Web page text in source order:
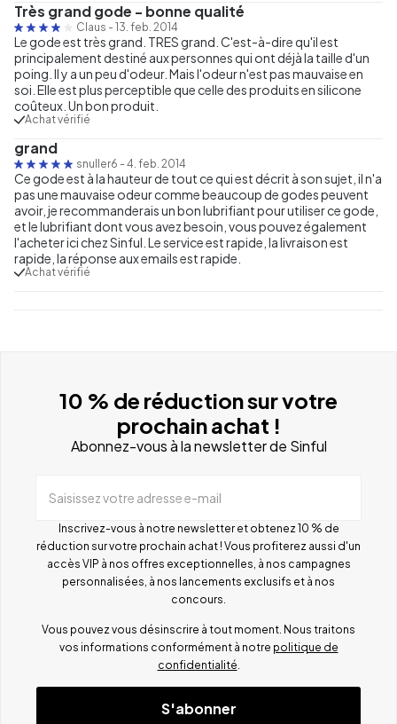
Très grand gode - bonne qualité
Claus - 13. feb. 2014
Le gode est très grand. TRES grand. C'est-à-dire qu'il est
principalement destiné aux personnes qui ont déjà la taille d'un
poing. Il y a un peu d'odeur. Mais l'odeur n'est pas mauvaise en
soi. Elle est plus perceptible que celle des produits en silicone
coûteux. Un bon produit.
Achat vérifié
grand
snuller6 - 4. feb. 2014
Ce gode est à la hauteur de tout ce qui est décrit à son sujet, il n'a
pas une mauvaise odeur comme beaucoup de godes peuvent
avoir, je recommanderais un bon lubrifiant pour utiliser ce gode,
et le lubrifiant dont vous avez besoin, vous pouvez également
l'acheter ici chez Sinful. Le service est rapide, la livraison est
rapide, la réponse aux emails est rapide.
Achat vérifié
10 % de réduction sur votre
prochain achat !
Abonnez-vous à la newsletter de Sinful
Saisissez votre adresse e-mail
Inscrivez-vous à notre newsletter et obtenez 10 % de
réduction sur votre prochain achat ! Vous profiterez aussi d'un
accès VIP à nos offres exceptionnelles, à nos campagnes
personnalisées, à nos lancements exclusifs et à nos
concours.
Vous pouvez vous désinscrire à tout moment. Nous traitons
vos informations conformément à notre politique de
confidentialité
S'abonner